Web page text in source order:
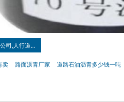
司,人行道...
卖 路面沥青厂家 道路石油沥青多少钱一吨